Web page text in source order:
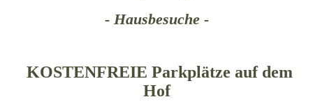
- Hausbesuche -
KOSTENFREIE Parkplätze auf dem
Hof